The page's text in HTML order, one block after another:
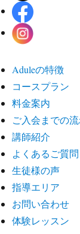
Aduleの特徴
コースプラン
料金案内
ご入会までの
講師紹介
よくあるご質問
生徒様の声
指導エリア
お問い合わせ
体験レッスン